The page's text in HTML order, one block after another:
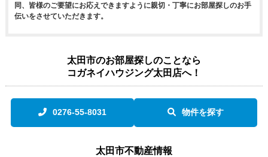
同、皆様のご要望にお応えできますように親切・丁寧にお部屋探しのお手
伝いをさせていただきます。
太田市のお部屋探しのことなら
コガネイハウジング太田店へ！
0276-55-8031 物件を探す
太田市不動産情報